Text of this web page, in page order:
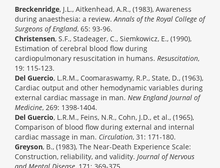
Breckenridge, J.L., Aitkenhead, A.R., (1983), Awareness
during anaesthesia: a review. Annals of the Royal College of
Surgeons of England, 65: 93-96.
Christensen, S.F., Stadeager, C., Siemkowicz, E., (1990),
Estimation of cerebral blood flow during
cardiopulmonary resuscitation in humans. Resuscitation,
19: 115-123.
Del Guercio, L.R.M., Coomaraswamy, R.P., State, D., (1963),
Cardiac output and other hemodynamic variables during
external cardiac massage in man. New England Journal of
Medicine, 269: 1398-1404.
Del Guercio, L.R.M., Feins, N.R., Cohn, J.D., et al., (1965),
Comparison of blood flow during external and internal
cardiac massage in man. Circulation, 31: 171-180.
Greyson, B., (1983), The Near-Death Experience Scale:
Construction, reliability, and validity. Journal of Nervous
and Mental Disease, 171: 369-375.